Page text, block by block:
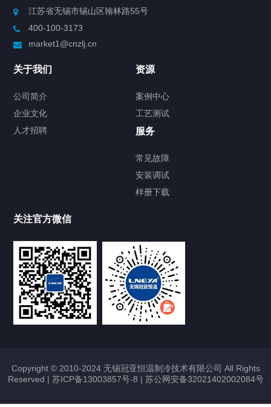
制冷加热动态控温系统
Chiller气体控温系统
Chamber试验箱
TCU温度控制单元
VOCs冷凝回收装置
热烈祝贺冠亚恒温与上海理工大学校企
江苏省无锡市锡山区翰林路55号
400-100-3173
market1@cnzlj.cn
关于我们
公司简介
企业文化
人才招聘
资源
案例中心
工艺测试
服务
常见故障
安装调试
样册下载
关注官方微信
Copyright © 2010-2024 无锡冠亚恒温制冷技术有限公司 All Rights
Reserved | 苏ICP备13003857号-8 | 苏公网安备32021402002084号